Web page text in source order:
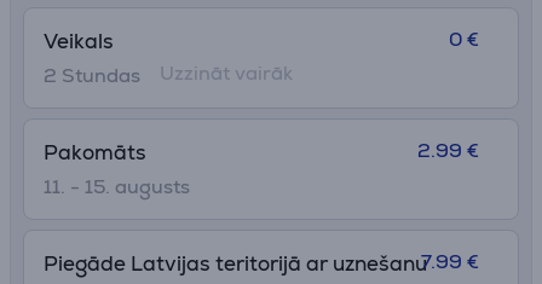
Veikals
2 Stundas
0 €
Uzzināt vairāk
Pakomāts
11. - 15. augusts
2.99 €
Piegāde Latvijas teritorijā ar uznešanu7.99 €